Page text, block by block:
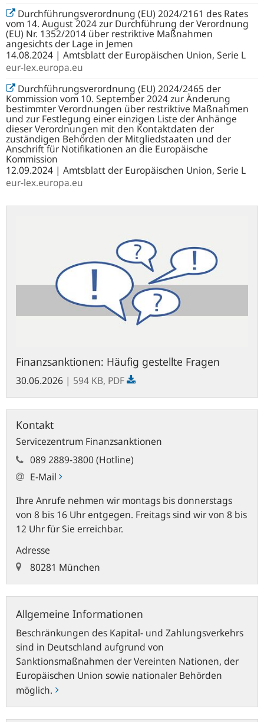
Durchführungsverordnung (EU) 2024/2161 des Rates
vom 14. August 2024 zur Durchführung der Verordnung
(EU) Nr. 1352/2014 über restriktive Maßnahmen
angesichts der Lage in Jemen
14.08.2024 | Amtsblatt der Europäischen Union, Serie L
eur-lex.europa.eu
Durchführungsverordnung (EU) 2024/2465 der
Kommission vom 10. September 2024 zur Änderung
bestimmter Verordnungen über restriktive Maßnahmen
und zur Festlegung einer einzigen Liste der Anhänge
dieser Verordnungen mit den Kontaktdaten der
zuständigen Behörden der Mitgliedstaaten und der
Anschrift für Notifikationen an die Europäische
Kommission
12.09.2024 | Amtsblatt der Europäischen Union, Serie L
eur-lex.europa.eu
Finanzsanktionen: Häufig gestellte Fragen
30.06.2026 | 594 KB, PDF
Kontakt
Servicezentrum Finanzsanktionen
089 2889-3800 (Hotline)
E-Mail
Ihre Anrufe nehmen wir montags bis donnerstags
von 8 bis 16 Uhr entgegen. Freitags sind wir von 8 bis
12 Uhr für Sie erreichbar.
Adresse
80281 München
Allgemeine Informationen
Beschränkungen des Kapital- und Zahlungsverkehrs
sind in Deutschland aufgrund von
Sanktionsmaßnahmen der Vereinten Nationen, der
Europäischen Union sowie nationaler Behörden
möglich.
Informationen